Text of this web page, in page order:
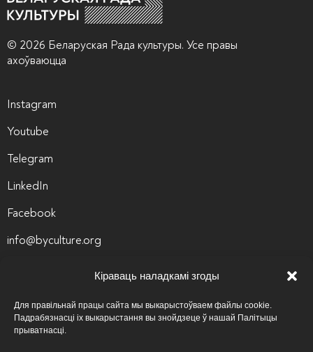
Кіраваць наладкамі згоды
Для правільнай працы сайта мы выкарыстоўваем файлы cookie.
Падрабязнасці іх выкарыстання вы знойдзеце ў нашай Палітыцы
прыватнасці.
© 2026 Беларуская Рада культуры. Усе правы
ахоўваюцца
Instagram
Youtube
Telegram
LinkedIn
Facebook
info@byculture.org
Вакансіі
Архіў вакансій